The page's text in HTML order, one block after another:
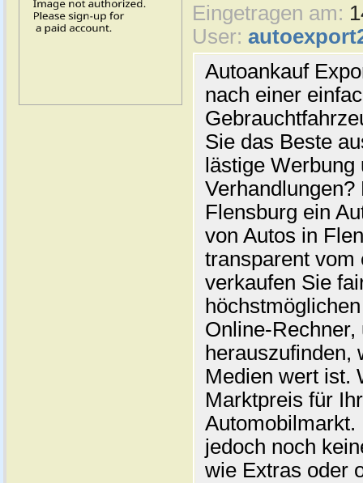
Eingetragen am:
User:
Autoankauf
nach einer
Sie das Beste
lästige
Flensburg ein
von Autos in
transparent vom
verkaufen Sie
Online-
herauszufinden,
Medien wert ist.
Marktpreis für
jedoch noch
wie Extras oder